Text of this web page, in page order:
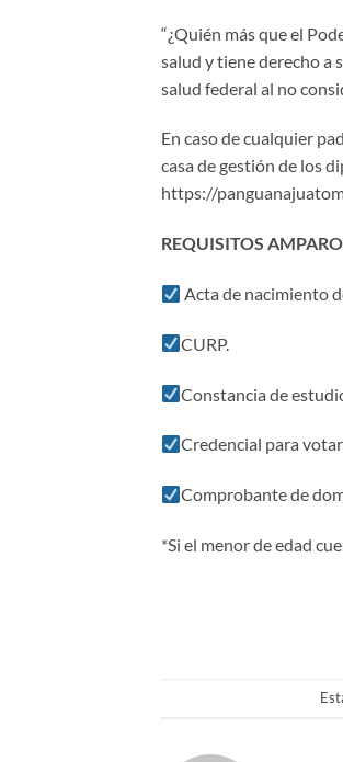
“¿Quién más que el
salud y tiene derecho a
salud federal al no
En caso de cualquier
casa de gestión de los
https://
REQUISITOS
Acta de nacimiento
CURP.
Constancia de
Credencial para
Comprobante de
*Si el menor de edad